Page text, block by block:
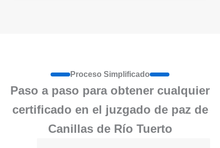
Proceso Simplificado
Paso a paso para obtener cualquier
certificado en el juzgado de paz de
Canillas de Río Tuerto